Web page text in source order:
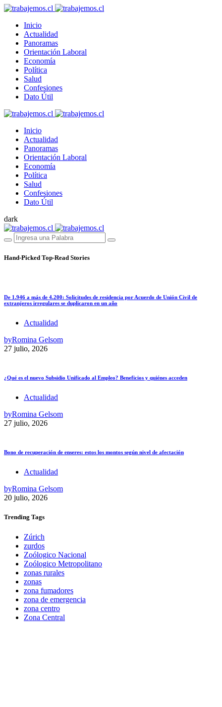
Inicio
Actualidad
Panoramas
Orientación Laboral
Economía
Política
Salud
Confesiones
Dato Útil
Inicio
Actualidad
Panoramas
Orientación Laboral
Economía
Política
Salud
Confesiones
Dato Útil
dark
Hand-Picked Top-Read Stories
De 1.946 a más de 4.200: Solicitudes de residencia por Acuerdo de Unión Civil de
extranjeros irregulares se duplicaron en un año
Actualidad
byRomina Gelsom
27 julio, 2026
¿Qué es el nuevo Subsidio Unificado al Empleo? Beneficios y quiénes acceden
Actualidad
byRomina Gelsom
27 julio, 2026
Bono de recuperación de enseres: estos los montos según nivel de afectación
Actualidad
byRomina Gelsom
20 julio, 2026
Trending Tags
Zúrich
zurdos
Zoólogico Nacional
Zoólogico Metropolitano
zonas rurales
zonas
zona fumadores
zona de emergencia
zona centro
Zona Central